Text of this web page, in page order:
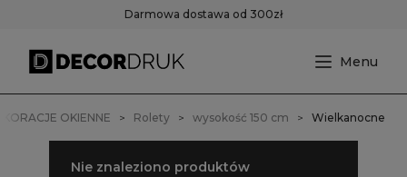
Darmowa dostawa od 300zł
OKIENNE Rolety wysokość 150 cm Wielkanocne
Nie znaleziono produktów